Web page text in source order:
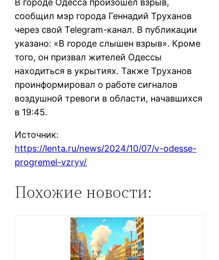
В городе Одесса произошел взрыв,
сообщил мэр города Геннадий Труханов
через свой Telegram-канал. В публикации
указано: «В городе слышен взрыв». Кроме
того, он призвал жителей Одессы
находиться в укрытиях. Также Труханов
проинформировал о работе сигналов
воздушной тревоги в области, начавшихся
в 19:45.
Источник:
https://lenta.ru/news/2024/10/07/v-odesse-
progremel-vzryv/
Похожие новости: